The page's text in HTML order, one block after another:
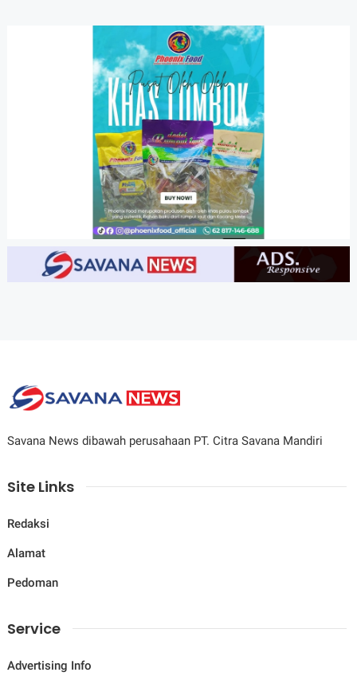
Savana News dibawah perusahaan PT. Citra Savana Mandiri
Site Links
Redaksi
Alamat
Pedoman
Service
Advertising Info